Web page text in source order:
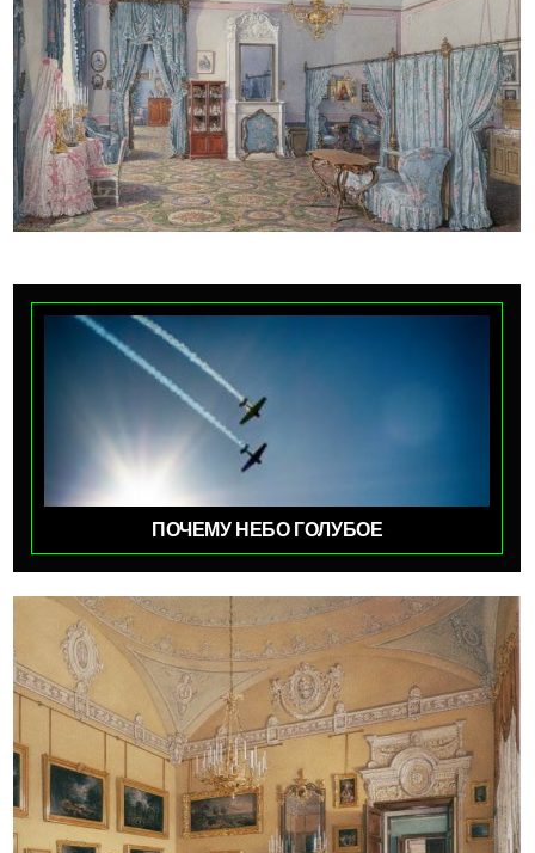
ПОЧЕМУ НЕБО ГОЛУБОЕ